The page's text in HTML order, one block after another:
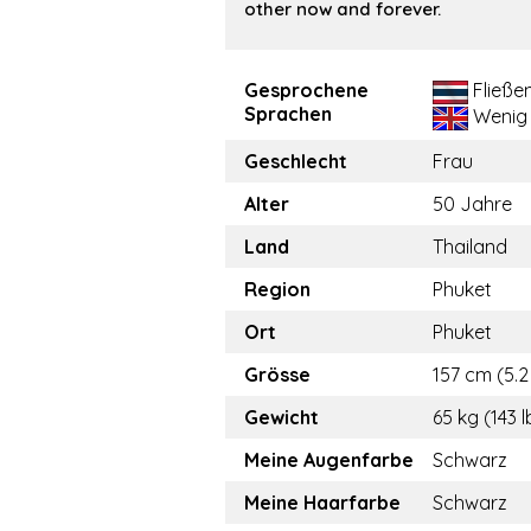
other now and forever.
Gesprochene
Sprachen
Wenig
Geschlecht
Frau
Alter
50 Jahre
Land
Thailand
Region
Phuket
Ort
Phuket
Grösse
157 cm
Gewicht
65 kg (143
Meine Augenfarbe
Schwarz
Meine Haarfarbe
Schwarz